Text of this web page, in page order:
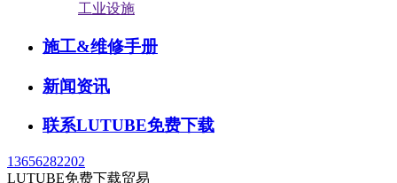
工业设施
施工&维修手册
新闻资讯
联系LUTUBE免费下载
13656282202
LUTUBE免费下载贸易